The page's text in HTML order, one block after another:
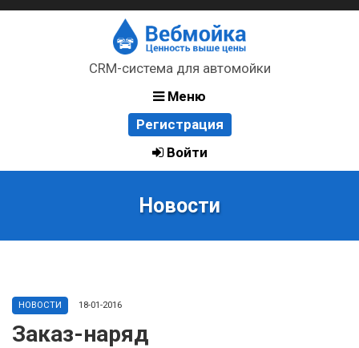
CRM-система для автомойки
Меню
Регистрация
Войти
Новости
НОВОСТИ 18-01-2016
Заказ-наряд